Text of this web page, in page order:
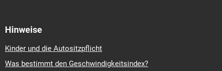
Hinweise
Kinder und die Autositzpflicht
Was bestimmt den Geschwindigkeitsindex?